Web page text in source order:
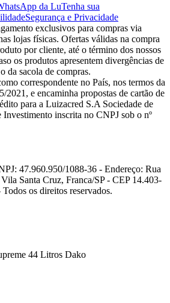
da LuTenha sua
Segurança e Privacidade
exclusivos para compras via
lojas físicas. Ofertas válidas na compra
por cliente, até o término dos nossos
os produtos apresentem divergências de
da sacola de compras.
correspondente no País, nos termos da
2021, e encaminha propostas de cartão de
para a Luizacred S.A Sociedade de
inscrita no CNPJ sob o nº
47.960.950/1088-36 - Endereço: Rua
Santa Cruz, Franca/SP - CEP 14.403-
os direitos reservados.
44 Litros Dako